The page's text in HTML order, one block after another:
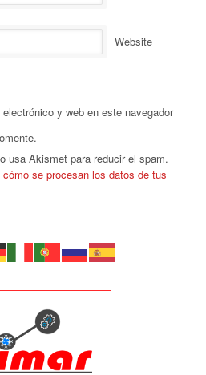
Website
y web en este navegador
usa Akismet para reducir el spam.
cómo se procesan los datos de tus